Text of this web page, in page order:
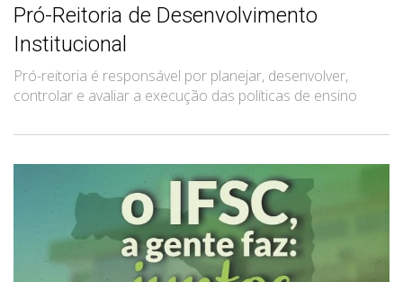
Pró-Reitoria de Desenvolvimento
Institucional
Pró-reitoria é responsável por planejar, desenvolver,
controlar e avaliar a execução das políticas de ensino